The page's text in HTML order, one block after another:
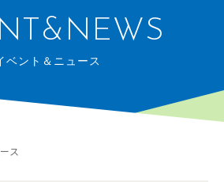
ベント＆ニュース
ス